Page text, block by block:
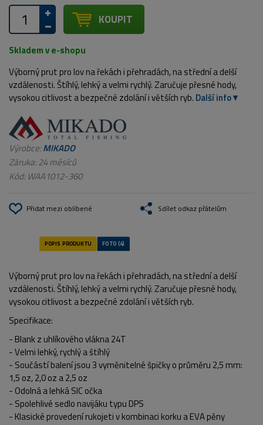
KOUPIT
Skladem v e-shopu
Výborný prut pro lov na řekách i přehradách, na střední a delší
vzdálenosti. Štíhlý, lehký a velmi rychlý. Zaručuje přesné hody,
vysokou citlivost a bezpečné zdolání i větších ryb. Další info
Výrobce:MIKADO
Záruka: 24 měsíců
Kód:WAA1012-360
Přidat mezi oblíbené Sdílet odkaz přátelům
Výborný prut pro lov na řekách i přehradách, na střední a delší
vzdálenosti. Štíhlý, lehký a velmi rychlý. Zaručuje přesné hody,
vysokou citlivost a bezpečné zdolání i větších ryb.
Specifikace:
- Blank z uhlíkového vlákna 24T
- Velmi lehký, rychlý a štíhlý
- Součástí balení jsou 3 vyměnitelné špičky o průměru 2,5 mm:
1,5 oz, 2,0 oz a 2,5 oz
- Odolná a lehká SIC očka
- Spolehlivé sedlo navijáku typu DPS
- Klasické provedení rukojeti v kombinaci korku a EVA pěny